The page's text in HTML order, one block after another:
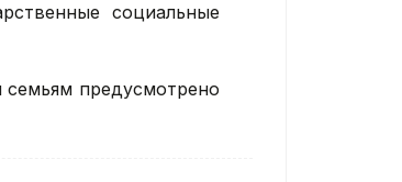
социальные
семьям предусмотрено